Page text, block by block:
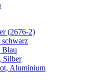
(2676-2)
Blau
Silber
Aluminium